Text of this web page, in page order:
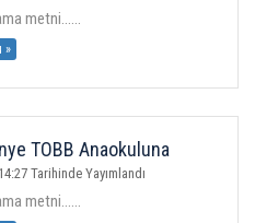
metni......
»
TOBB Anaokuluna
Tarihinde Yayımlandı
metni......